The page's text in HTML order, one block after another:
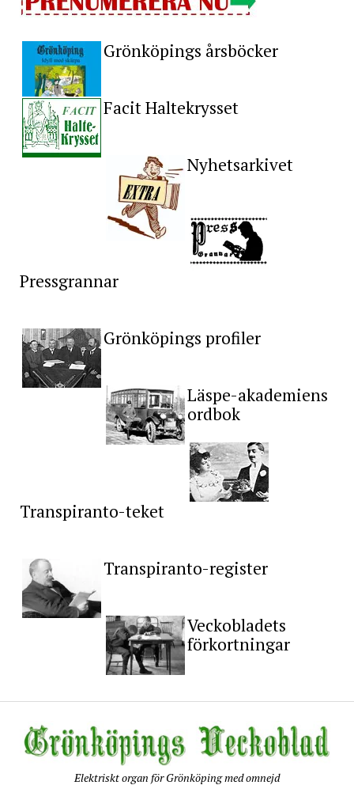
Grönköpings årsböcker
Facit Haltekrysset
Nyhetsarkivet
Pressgrannar
Grönköpings profiler
Läspe-akademiens
ordbok
Transpiranto-teket
Transpiranto-register
Veckobladets
förkortningar
Elektriskt organ för Grönköping med omnejd